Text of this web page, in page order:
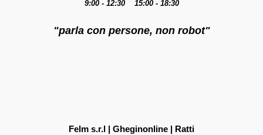
9:00 - 12:30 15:00 - 18:30
"parla con persone, non robot"
Felm s.r.l | Gheginonline | Ratti